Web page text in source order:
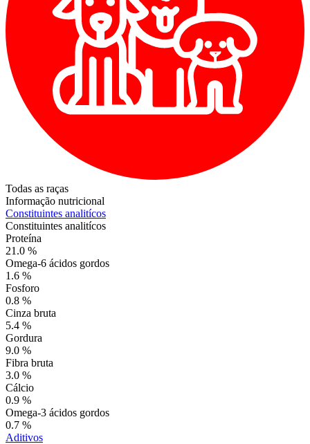
Todas as raças
Informação nutricional
Constituintes analitícos
Constituintes analitícos
Proteína
21.0 %
Omega-6 ácidos gordos
1.6 %
Fosforo
0.8 %
Cinza bruta
5.4 %
Gordura
9.0 %
Fibra bruta
3.0 %
Cálcio
0.9 %
Omega-3 ácidos gordos
0.7 %
Aditivos